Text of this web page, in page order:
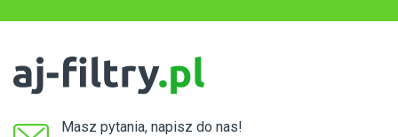
Masz pytania, napisz do nas!